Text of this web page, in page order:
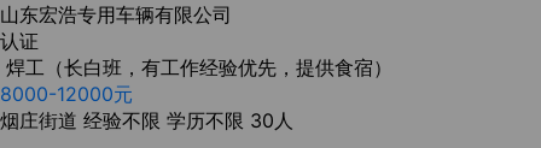
山东宏浩专用车辆有限公司
认证
焊工（长白班，有工作经验优先，提供食宿）
8000-12000元
烟庄街道 经验不限 学历不限 30人